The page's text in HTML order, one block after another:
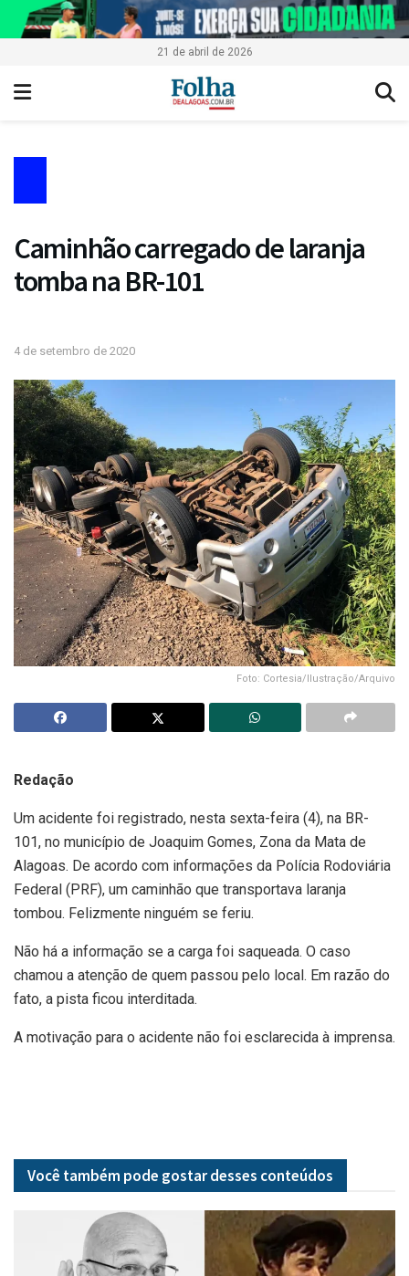
21 de abril de 2026
Caminhão carregado de laranja
tomba na BR-101
4 de setembro de 2020
Foto: Cortesia/Ilustração/Arquivo
Redação
Um acidente foi registrado, nesta sexta-feira (4), na BR-
101, no município de Joaquim Gomes, Zona da Mata de
Alagoas. De acordo com informações da Polícia Rodoviária
Federal (PRF), um caminhão que transportava laranja
tombou. Felizmente ninguém se feriu.
Não há a informação se a carga foi saqueada. O caso
chamou a atenção de quem passou pelo local. Em razão do
fato, a pista ficou interditada.
A motivação para o acidente não foi esclarecida à imprensa.
Você também pode gostar desses conteúdos